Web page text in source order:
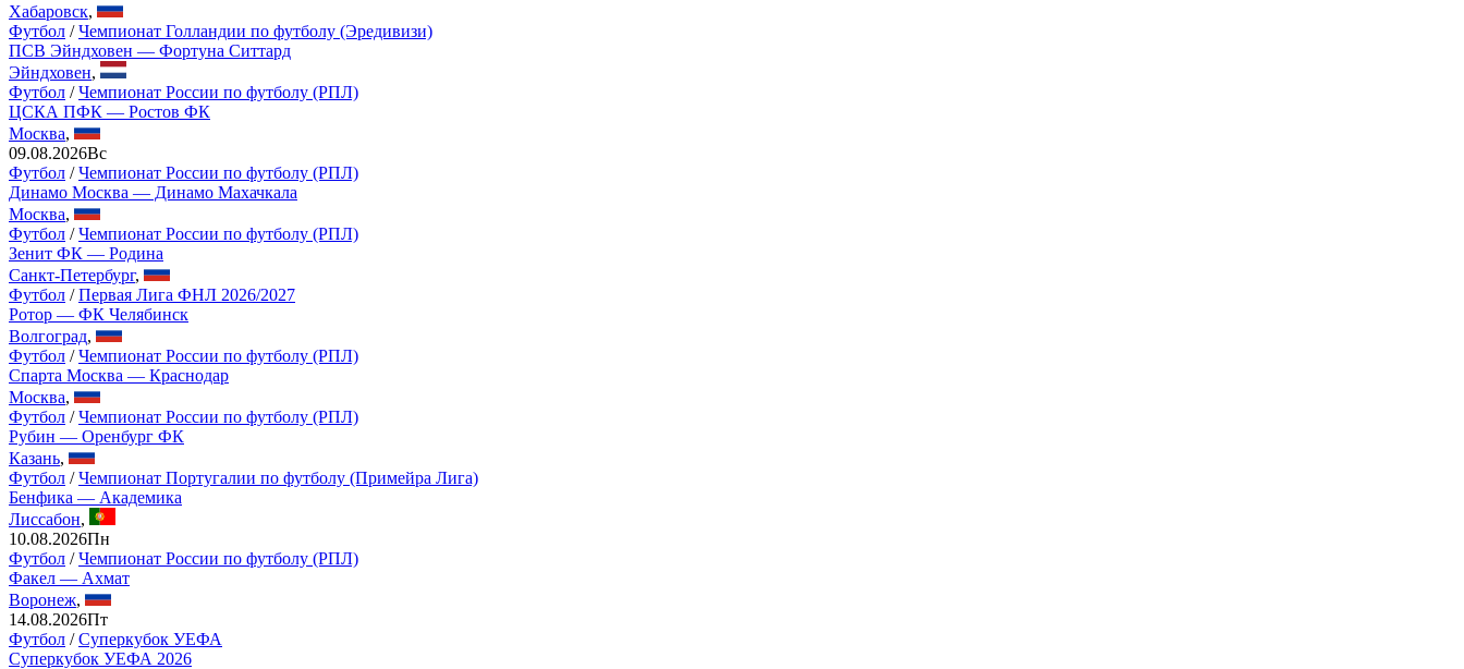
Хабаровск,
Футбол /Чемпионат Голландии по футболу (Эредивизи)
ПСВ Эйндховен — Фортуна Ситтард
Эйндховен,
Футбол /Чемпионат России по футболу (РПЛ)
ЦСКА ПФК — Ростов ФК
Москва,
09.08.2026Вс
Футбол /Чемпионат России по футболу (РПЛ)
Динамо Москва — Динамо Махачкала
Москва,
Футбол /Чемпионат России по футболу (РПЛ)
Зенит ФК — Родина
Санкт-Петербург,
Футбол /Первая Лига ФНЛ 2026/2027
Ротор — ФК Челябинск
Волгоград,
Футбол /Чемпионат России по футболу (РПЛ)
Спарта Москва — Краснодар
Москва,
Футбол /Чемпионат России по футболу (РПЛ)
Рубин — Оренбург ФК
Казань,
Футбол /Чемпионат Португалии по футболу (Примейра Лига)
Бенфика — Академика
Лиссабон,
10.08.2026Пн
Футбол /Чемпионат России по футболу (РПЛ)
Факел — Ахмат
Воронеж,
14.08.2026Пт
Футбол /Суперкубок УЕФА
Суперкубок УЕФА 2026